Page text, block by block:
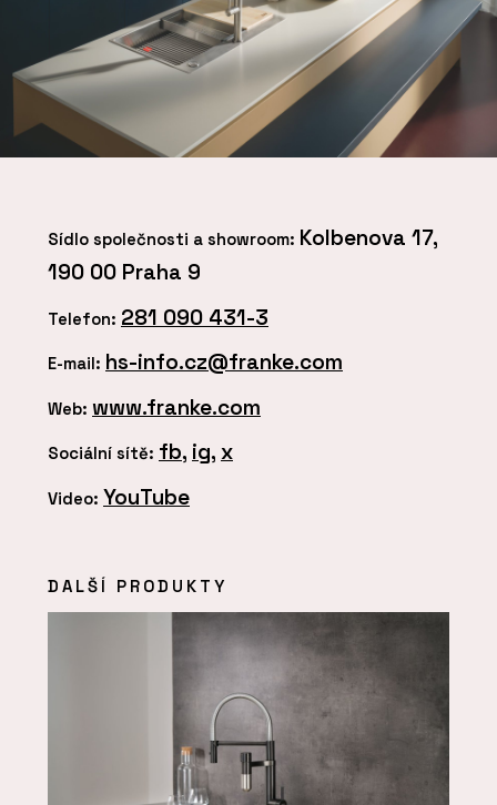
Sídlo společnosti a showroom: Kolbenova 17,
190 00 Praha 9
Telefon: 281 090 431-3
E-mail: hs-info.cz@franke.com
Web: www.franke.com
Sociální sítě: fb, ig, x
Video: YouTube
DALŠÍ PRODUKTY